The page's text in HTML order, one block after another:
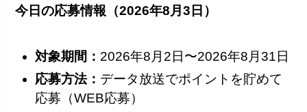
今日の応募情報（2026年8月3日）
対象期間： 2026年8月2日〜2026年8月31日
応募方法： データ放送でポイントを貯めて
応募（WEB応募）